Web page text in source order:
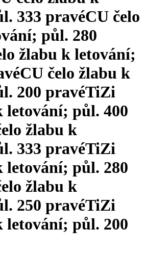
333 pravéCU čelo
půl. 280
žlabu k letování;
CU čelo žlabu k
200 pravéTiZi
letování; půl. 400
žlabu k
333 pravéTiZi
letování; půl. 280
žlabu k
250 pravéTiZi
letování; půl. 200